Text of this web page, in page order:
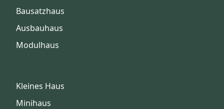
Bausatzhaus
Ausbauhaus
Modulhaus
Kleines Haus
Minihaus